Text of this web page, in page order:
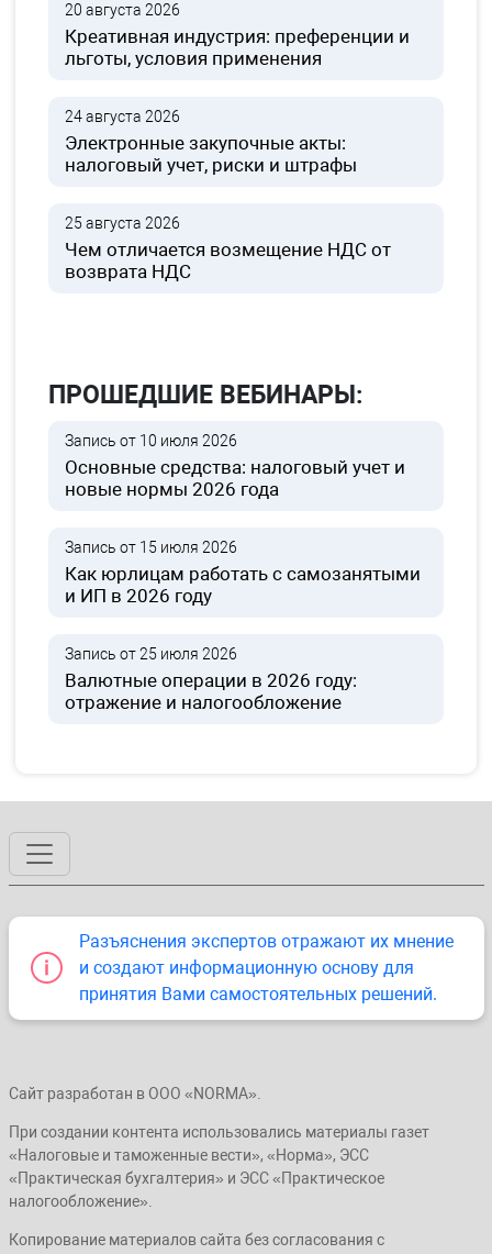
20 августа 2026
Креативная индустрия: преференции и
льготы, условия применения
24 августа 2026
Электронные закупочные акты:
налоговый учет, риски и штрафы
25 августа 2026
Чем отличается возмещение НДС от
возврата НДС
ПРОШЕДШИЕ ВЕБИНАРЫ:
Запись от 10 июля 2026
Основные средства: налоговый учет и
новые нормы 2026 года
Запись от 15 июля 2026
Как юрлицам работать с самозанятыми
и ИП в 2026 году
Запись от 25 июля 2026
Валютные операции в 2026 году:
отражение и налогообложение
Разъяснения экспертов отражают их мнение
и создают информационную основу для
принятия Вами самостоятельных решений.
Сайт разработан в ООО «NORMA».
При создании контента использовались материалы газет
«Налоговые и таможенные вести», «Норма», ЭСС
«Практическая бухгалтерия» и ЭСС «Практическое
налогообложение».
Копирование материалов сайта без согласования с